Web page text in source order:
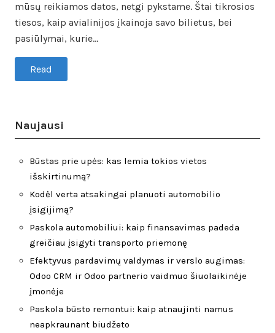
mūsų reikiamos datos, netgi pykstame. Štai tikrosios
tiesos, kaip avialinijos įkainoja savo bilietus, bei
pasiūlymai, kurie…
Read
Naujausi
Būstas prie upės: kas lemia tokios vietos
išskirtinumą?
Kodėl verta atsakingai planuoti automobilio
įsigijimą?
Paskola automobiliui: kaip finansavimas padeda
greičiau įsigyti transporto priemonę
Efektyvus pardavimų valdymas ir verslo augimas:
Odoo CRM ir Odoo partnerio vaidmuo šiuolaikinėje
įmonėje
Paskola būsto remontui: kaip atnaujinti namus
neapkraunant biudžeto